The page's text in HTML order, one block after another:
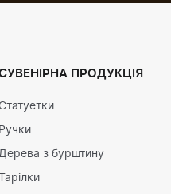
ПРОДУКЦІЯ
Статуетки
Ручки
з бурштину
Тарілки